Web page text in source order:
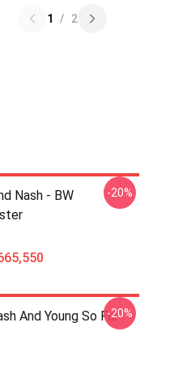
1 / 2
Nash - BW
-20%
And Young So Far-20%